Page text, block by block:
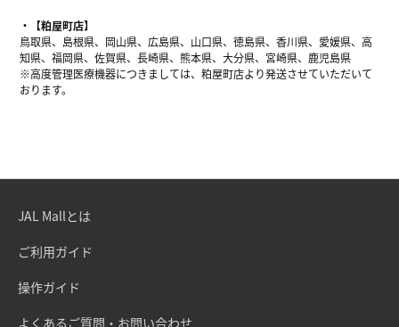
【粕屋町店】
鳥取県、島根県、岡山県、広島県、山口県、徳島県、香川県、愛媛県、高
知県、福岡県、佐賀県、長崎県、熊本県、大分県、宮崎県、鹿児島県
※高度管理医療機器につきましては、粕屋町店より発送させていただいて
おります。
JAL Mallとは
ご利用ガイド
操作ガイド
よくあるご質問・お問い合わせ